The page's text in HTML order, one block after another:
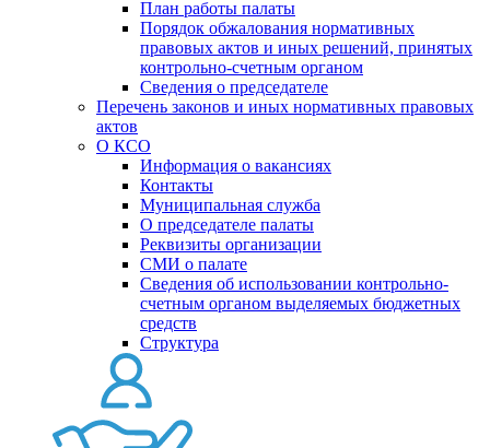
План работы палаты
Порядок обжалования нормативных
правовых актов и иных решений, принятых
контрольно-счетным органом
Сведения о председателе
Перечень законов и иных нормативных правовых
актов
О КСО
Информация о вакансиях
Контакты
Муниципальная служба
О председателе палаты
Реквизиты организации
СМИ о палате
Сведения об использовании контрольно-
счетным органом выделяемых бюджетных
средств
Структура